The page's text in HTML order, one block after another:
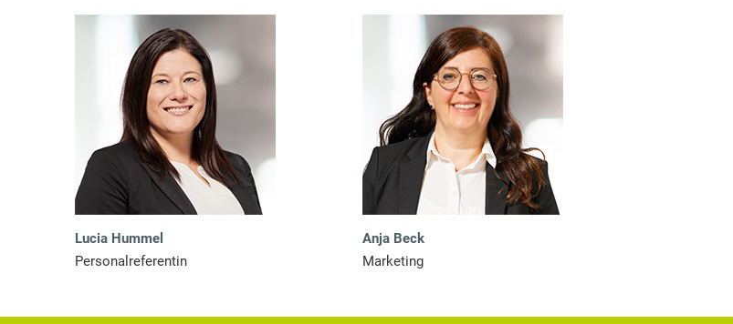
Lucia Hummel
Personalreferentin
Anja Beck
Marketing